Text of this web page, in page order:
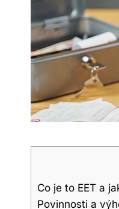
Co je to EET a
Povinnosti a